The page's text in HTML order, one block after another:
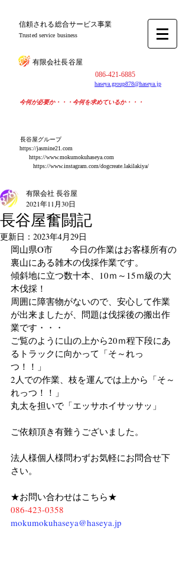
​信頼される総合サービス事業
Trusted service business
​有限会社長谷屋
​086-421-6885
haseya.group878@haseya.jp
​今何が必要か・・・今何を求めているか・・・
​長谷屋グループ
https://jasmine21.com
​https://www.mokumokuhaseya.com
https://www.instagram.com/dogcreate.lakilakiya/
長谷屋奮闘記
有限会社 長谷屋
2021年11月30日
更新日： 2023年4月29日
岡山県O市　　今日の作業はお客様所有の
裏山にある雑木の伐採作業です。
傾斜地に立つ数十本、10ｍ～15ｍ級の大
木伐採！
周囲に障害物がないので、安心して作業
が出来ましたが、問題は伐採後の搬出作
業です・・・
ご覧のように山の上から20ｍ程下段にあ
るトラックに向かって「そ～れっ
つ！！」
2人での作業、枝を運んでは上から「そ～
れっつ！！」
丸太を担いで「エッサホイサッサッ」
ご依頼頂き有難うございました。
法人様個人様問わずお気軽にお問合せ下
さい。
★お問い合わせはこちら★
086-423-0358
mokumokuhaseya@haseya.jp